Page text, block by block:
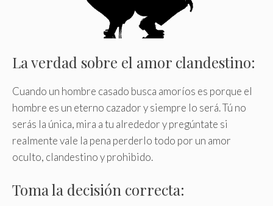
La verdad sobre el amor clandestino:
Cuando un hombre casado busca amoríos es porque el
hombre es un eterno cazador y siempre lo será. Tú no
serás la única, mira a tu alrededor y pregúntate si
realmente vale la pena perderlo todo por un amor
oculto, clandestino y prohibido.
Toma la decisión correcta: